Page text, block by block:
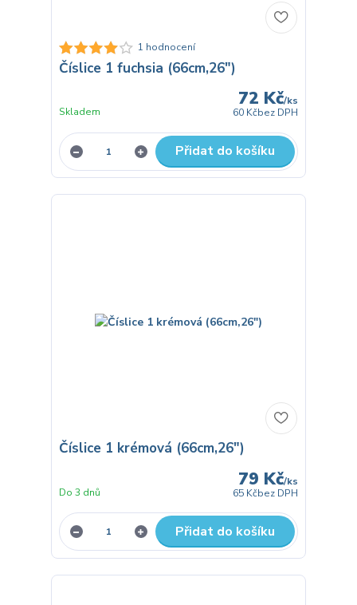
1 hodnocení
Číslice 1 fuchsia (66cm,26")
72 Kč/ks
60 Kčbez DPH
Skladem
Přidat do košíku
Číslice 1 krémová (66cm,26")
79 Kč/ks
65 Kčbez DPH
Do 3 dnů
Přidat do košíku